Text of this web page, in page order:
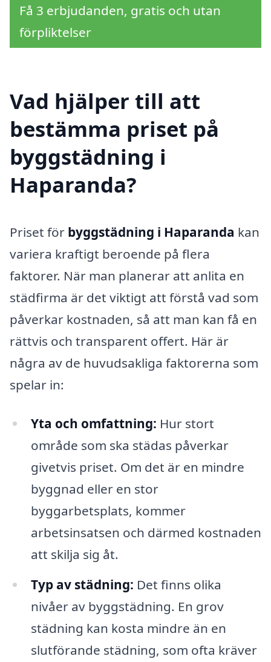
Få 3 erbjudanden, gratis och utan
förpliktelser
Vad hjälper till att
bestämma priset på
byggstädning i
Haparanda?
Priset för byggstädning i Haparanda kan
variera kraftigt beroende på flera
faktorer. När man planerar att anlita en
städfirma är det viktigt att förstå vad som
påverkar kostnaden, så att man kan få en
rättvis och transparent offert. Här är
några av de huvudsakliga faktorerna som
spelar in:
Yta och omfattning: Hur stort
område som ska städas påverkar
givetvis priset. Om det är en mindre
byggnad eller en stor
byggarbetsplats, kommer
arbetsinsatsen och därmed kostnaden
att skilja sig åt.
Typ av städning: Det finns olika
nivåer av byggstädning. En grov
städning kan kosta mindre än en
slutförande städning, som ofta kräver